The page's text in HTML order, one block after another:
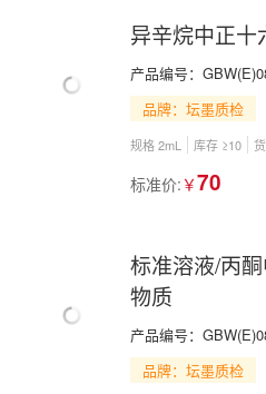
异辛烷中正十
产品编号：
品牌：坛墨质检
规格 2mL 库存 ≥10
标准价: ￥70
标准溶液/丙
物质
产品编号：
品牌：坛墨质检